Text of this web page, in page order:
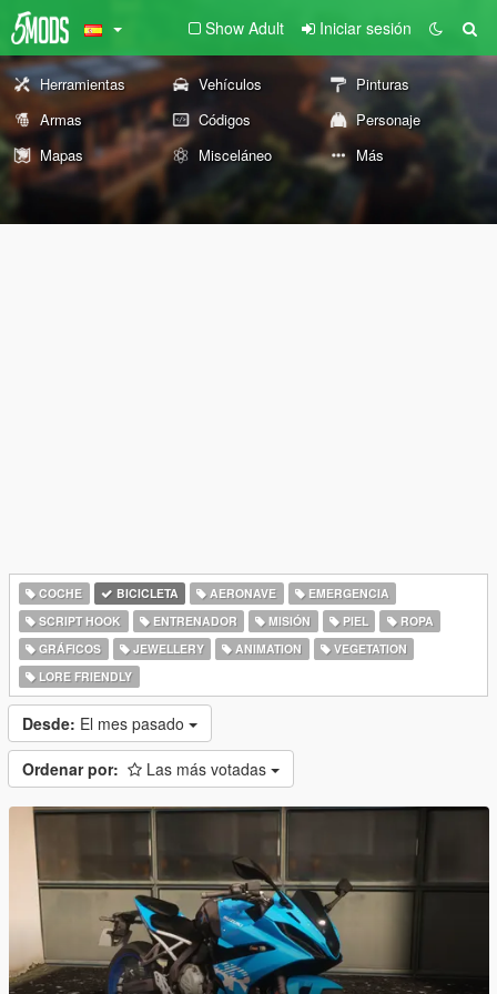
Show Adult Iniciar sesión
Herramientas Vehículos
Pinturas
Armas
Códigos
Personaje
Mapas
Misceláneo Más
COCHE BICICLETA AERONAVE
EMERGENCIA
SCRIPT HOOK
ENTRENADOR MISIÓN PIEL
ROPA
GRÁFICOS
JEWELLERY ANIMATION
VEGETATION
LORE FRIENDLY
Desde: El mes pasado
Ordenar por: Las más votadas